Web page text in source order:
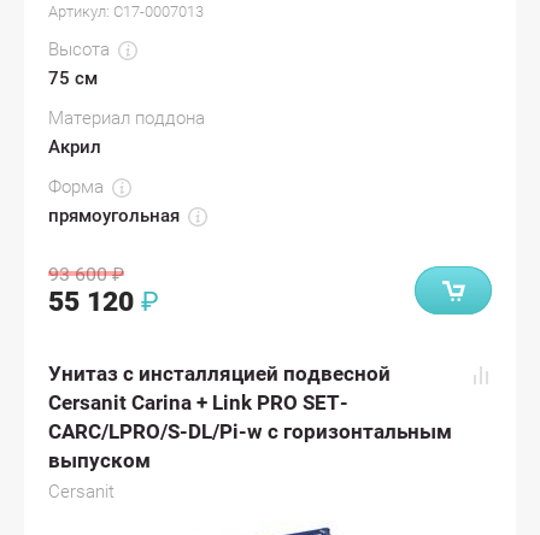
Артикул: С17-0007013
Высота
75 см
Материал поддона
Акрил
Форма
прямоугольная
93 600 ₽
55 120 ₽
Унитаз с инсталляцией подвесной
Cersanit Carina + Link PRO SET-
CARC/LPRO/S-DL/Pi-w с горизонтальным
выпуском
Cersanit